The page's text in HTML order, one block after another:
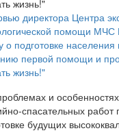
директора Центра
помощи МЧС
о подготовке населения
первой помощи и
жизнь!"